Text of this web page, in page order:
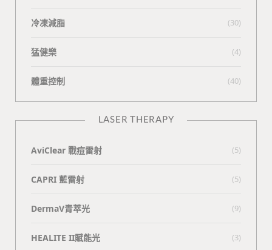
冷凍減脂 (30)
猛健樂 (4)
體重控制 (40)
LASER THERAPY
AviClear 戰痘雷射 (5)
CAPRI 藍雷射 (5)
DermaV青萃光 (9)
HEALITE II賦能光 (3)